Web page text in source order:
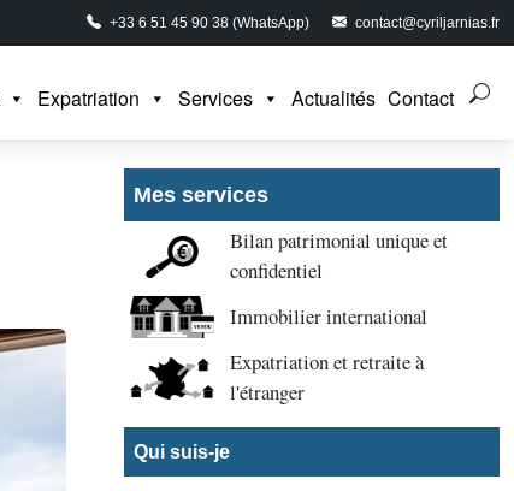
+33 6 51 45 90 38 (WhatsApp) contact@cyriljarnias.fr
Expatriation Services Actualités Contact
Mes services
Bilan patrimonial unique et
confidentiel
Immobilier international
Expatriation et retraite à
l'étranger
Qui suis-je